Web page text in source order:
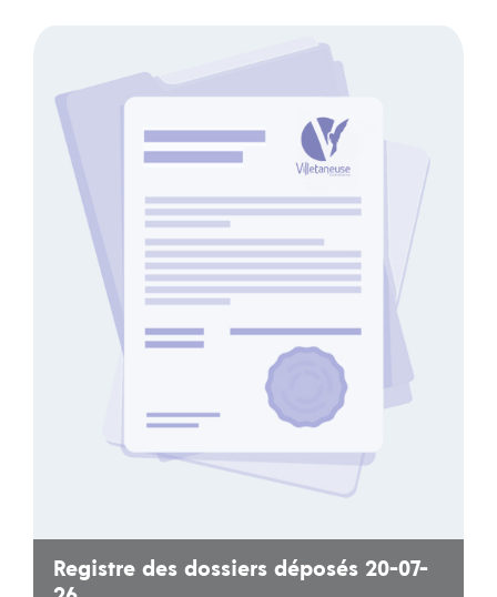
Registre des dossiers déposés 20-07-